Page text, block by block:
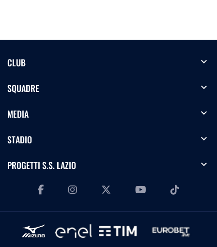
CLUB expand_more
SQUADRE expand_more
MEDIA expand_more
STADIO expand_more
PROGETTI S.S. LAZIO expand_more